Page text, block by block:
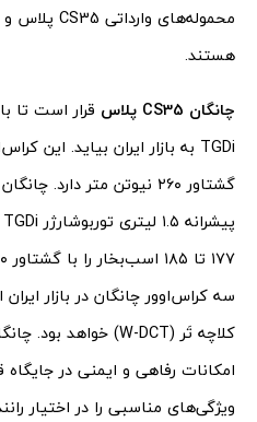
هستند.
چانگان CS35 پلاس
امکانات رفاهی و ایمنی در جایگاه
ویژگی‌های مناسبی را در اختیار